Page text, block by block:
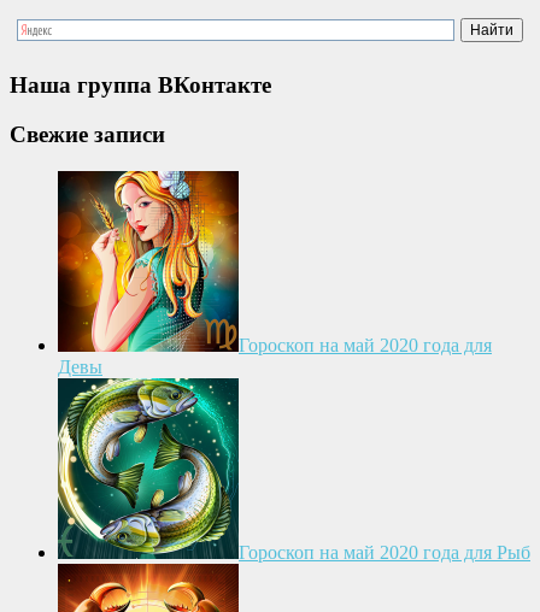
Наша группа ВКонтакте
Свежие записи
Гороскоп на май 2020 года для
Девы
Гороскоп на май 2020 года для Рыб